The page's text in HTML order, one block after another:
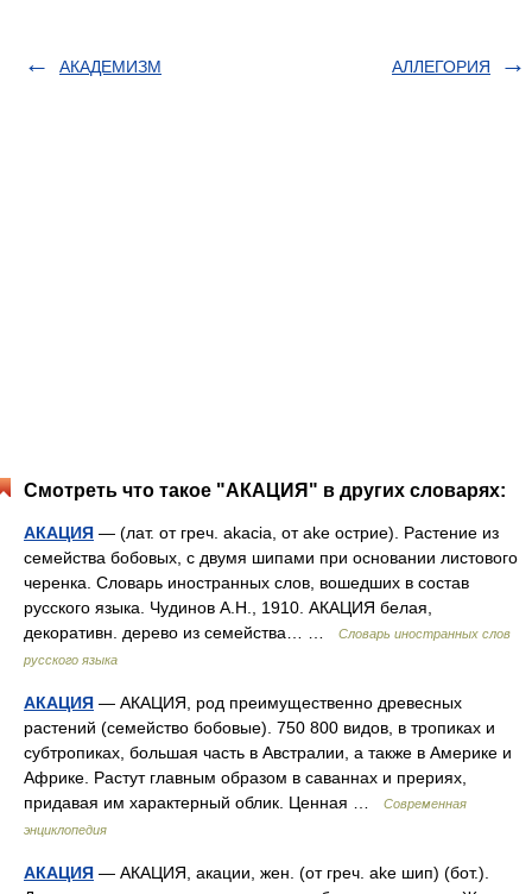
АКАДЕМИЗМ АЛЛЕГОРИЯ
Смотреть что такое "АКАЦИЯ" в других словарях:
АКАЦИЯ — (лат. от греч. akacia, от ake острие). Растение из
семейства бобовых, с двумя шипами при основании листового
черенка. Словарь иностранных слов, вошедших в состав
русского языка. Чудинов А.Н., 1910. АКАЦИЯ белая,
декоративн. дерево из семейства… …
Словарь иностранных слов
русского языка
АКАЦИЯ — АКАЦИЯ, род преимущественно древесных
растений (семейство бобовые). 750 800 видов, в тропиках и
субтропиках, большая часть в Австралии, а также в Америке и
Африке. Растут главным образом в саваннах и прериях,
придавая им характерный облик. Ценная …
Современная
энциклопедия
АКАЦИЯ — АКАЦИЯ, акации, жен. (от греч. ake шип) (бот.).